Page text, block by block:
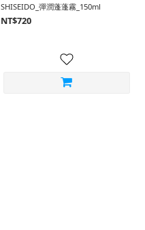
SHISEIDO_彈潤蓬蓬霧_150ml
NT$720